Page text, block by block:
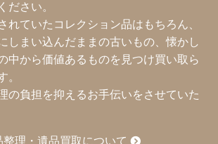
ださい。
れていたコレクション品はもちろん、
しまい込んだままの古いもの、懐かし
中から価値あるものを見つけ買い取ら
。
の負担を抑えるお手伝いをさせていた
整理・遺品買取について